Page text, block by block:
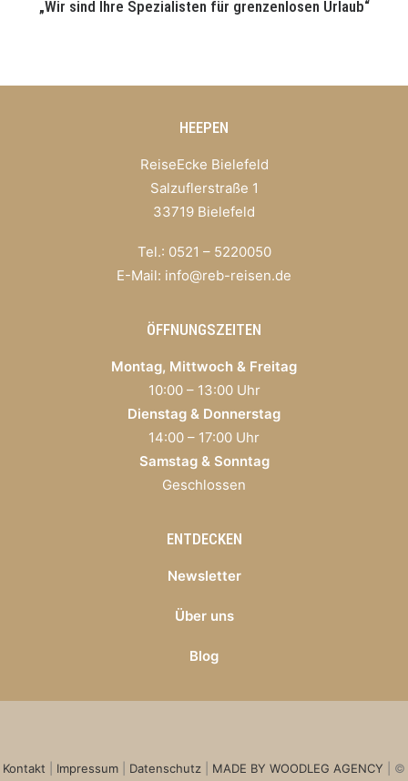
„Wir sind Ihre Spezialisten für grenzenlosen Urlaub“
HEEPEN
ReiseEcke Bielefeld
Salzuflerstraße 1
33719 Bielefeld
Tel.: 0521 – 5220050
E-Mail: info@reb-reisen.de
ÖFFNUNGSZEITEN
Montag, Mittwoch & Freitag
10:00 – 13:00 Uhr
Dienstag & Donnerstag
14:00 – 17:00 Uhr
Samstag & Sonntag
Geschlossen
ENTDECKEN
Newsletter
Über uns
Blog
Kontakt Impressum Datenschutz MADE BY WOODLEG AGENCY | ©